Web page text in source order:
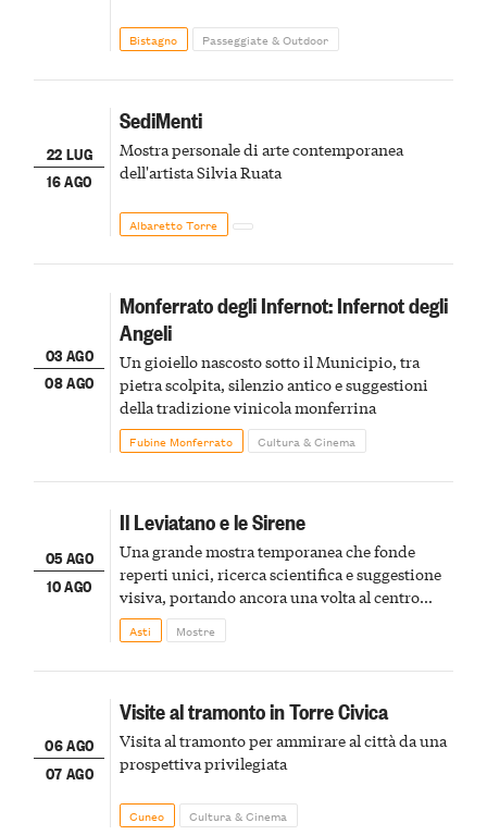
Bistagno Passeggiate & Outdoor
22 LUG
16 AGO
SediMenti
Mostra personale di arte contemporanea
dell'artista Silvia Ruata
Albaretto Torre
03 AGO
08 AGO
Monferrato degli Infernot: Infernot degli
Angeli
Un gioiello nascosto sotto il Municipio, tra
pietra scolpita, silenzio antico e suggestioni
della tradizione vinicola monferrina
Fubine Monferrato Cultura & Cinema
05 AGO
10 AGO
Il Leviatano e le Sirene
Una grande mostra temporanea che fonde
reperti unici, ricerca scientifica e suggestione
visiva, portando ancora una volta al centro
della scena le meraviglie del passato astigiano
Asti Mostre
06 AGO
07 AGO
Visite al tramonto in Torre Civica
Visita al tramonto per ammirare al città da una
prospettiva privilegiata
Cuneo Cultura & Cinema